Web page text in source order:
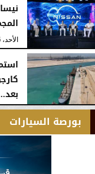
الأحد، 26 يوليو 2026
الأحد، 26 يوليو 2026 05:52 مـ
بورصة السيارات